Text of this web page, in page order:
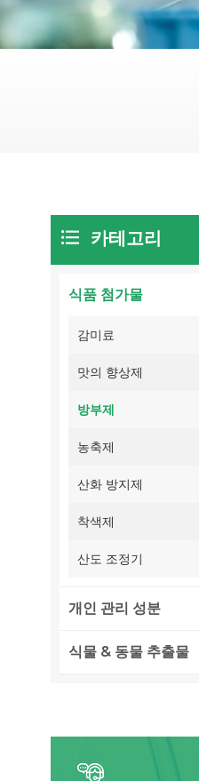
카테고리
식품 첨가물
감미료
맛의 향상제
방부제
농축제
산화 방지제
착색제
산도 조정기
개인 관리 성분
식물 & 동물 추출물